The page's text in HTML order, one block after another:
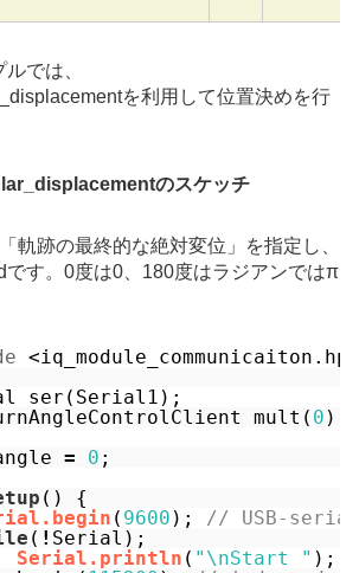
では、
を利用して位置決めを行
のスケッチ
軌跡の最終的な絶対変位」を指定し、
です。0度は0、180度はラジアンではπ
ser(Serial1);
mult( 0 );
= 0 ;
() {
( 9600 ); // USB-
( ! Serial);
Serial.println ( "\nStart " );